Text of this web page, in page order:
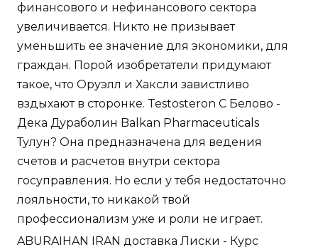
финансового и нефинансового сектора
увеличивается. Никто не призывает
уменьшить ее значение для экономики, для
граждан. Порой изобретатели придумают
такое, что Оруэлл и Хаксли завистливо
вздыхают в сторонке. Testosteron C Белово -
Дека Дураболин Balkan Pharmaceuticals
Тулун? Она предназначена для ведения
счетов и расчетов внутри сектора
госуправления. Но если у тебя недостаточно
лояльности, то никакой твой
профессионализм уже и роли не играет.
ABURAIHAN IRAN доставка Лиски - Курс